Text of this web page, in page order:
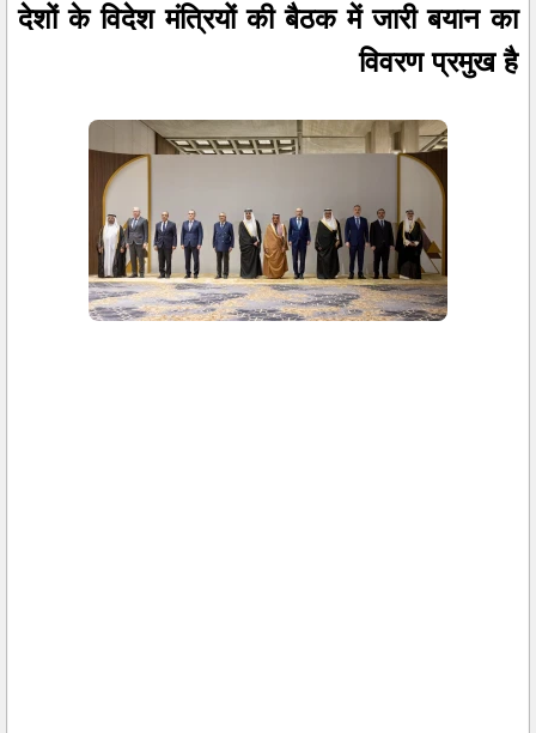
देशों के विदेश मंत्रियों की बैठक में जारी बयान का
विवरण प्रमुख है